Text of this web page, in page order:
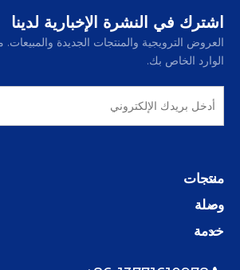
اشترك في النشرة الإخبارية لدينا
العروض الترويجية والمنتجات الجديدة
الوارد الخاص بك.
منتجات
وصلة
خدمة